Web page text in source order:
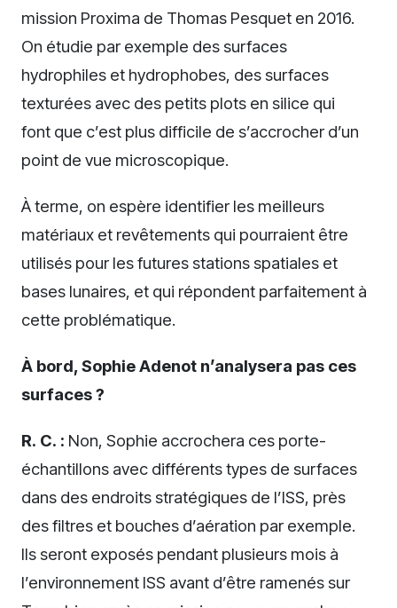
mission Proxima de Thomas Pesquet en 2016.
On étudie par exemple des surfaces
hydrophiles et hydrophobes, des surfaces
texturées avec des petits plots en silice qui
font que c’est plus difficile de s’accrocher d’un
point de vue microscopique.
À terme, on espère identifier les meilleurs
matériaux et revêtements qui pourraient être
utilisés pour les futures stations spatiales et
bases lunaires, et qui répondent parfaitement à
cette problématique.
À bord, Sophie Adenot n’analysera pas ces
surfaces ?
R. C. : Non, Sophie accrochera ces porte-
échantillons avec différents types de surfaces
dans des endroits stratégiques de l’ISS, près
des filtres et bouches d’aération par exemple.
Ils seront exposés pendant plusieurs mois à
l’environnement ISS avant d’être ramenés sur